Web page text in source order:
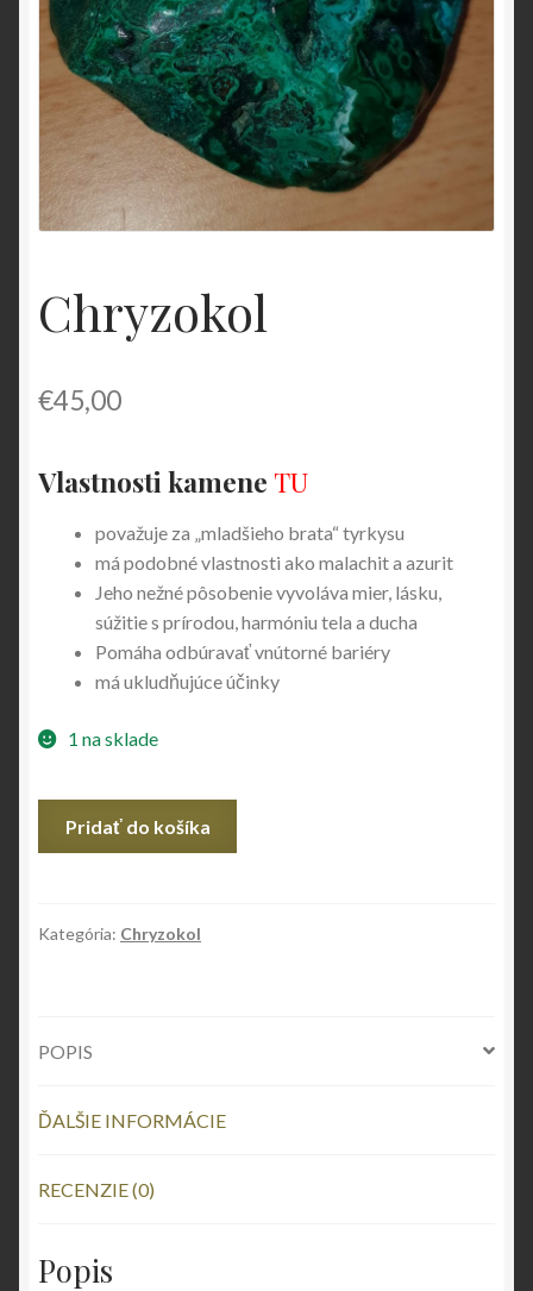
O nás
OBCHODNÉ PODMIENKY
Pokladňa
Chryzokol
€45,00
Vlastnosti kamene TU
považuje za „mladšieho brata“ tyrkysu
má podobné vlastnosti ako malachit a azurit
Jeho nežné pôsobenie vyvoláva mier, lásku,
súžitie s prírodou, harmóniu tela a ducha
Pomáha odbúravať vnútorné bariéry
má ukludňujúce účinky
1 na sklade
Pridať do košíka
Kategória: Chryzokol
POPIS
ĎALŠIE INFORMÁCIE
RECENZIE (0)
Popis